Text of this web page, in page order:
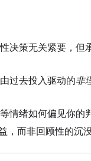
决策无关紧要，但
过去投入驱动的非
情绪如何偏见你的
而非回顾性的沉